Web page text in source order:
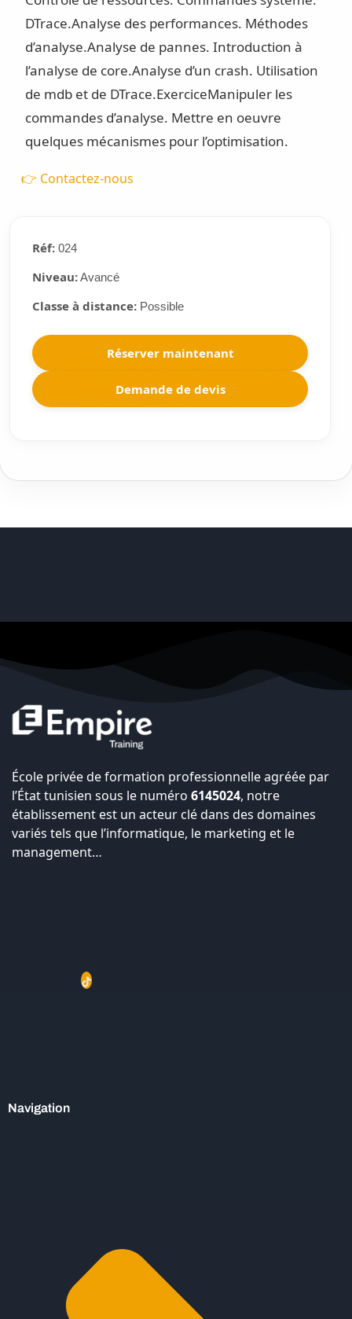
DTrace.Analyse des performances. Méthodes
d’analyse.Analyse de pannes. Introduction à
l’analyse de core.Analyse d’un crash. Utilisation
de mdb et de DTrace.ExerciceManipuler les
commandes d’analyse. Mettre en oeuvre
quelques mécanismes pour l’optimisation.
👉 Contactez-nous
Réf:024
Niveau:Avancé
Classe à distance:Possible
Réserver maintenant
Demande de devis
École privée de formation professionnelle agréée par
l’État tunisien sous le numéro 6145024, notre
établissement est un acteur clé dans des domaines
variés tels que l’informatique, le marketing et le
management…
Navigation